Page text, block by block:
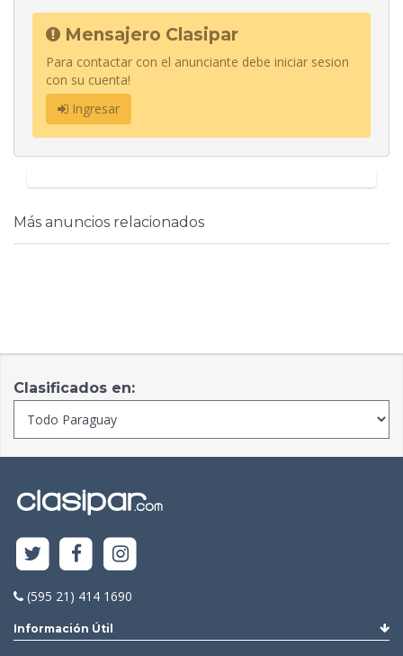
Mensajero Clasipar
Para contactar con el anunciante debe iniciar sesion
con su cuenta!
Ingresar
Más anuncios relacionados
Clasificados en:
(595 21) 414 1690
Información Útil